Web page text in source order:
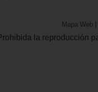
Mapa Web |
la reproducción